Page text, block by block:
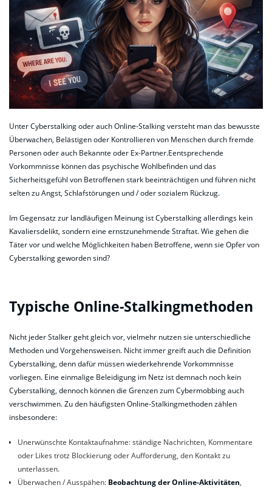
Unter Cyberstalking oder auch Online-Stalking versteht man das bewusste
Überwachen, Belästigen oder Kontrollieren von Menschen durch fremde
Personen oder auch Bekannte oder Ex-Partner.Eentsprechende
Vorkommnisse können das psychische Wohlbefinden und das
Sicherheitsgefühl von Betroffenen stark beeinträchtigen und führen nicht
selten zu Angst, Schlafstörungen und / oder sozialem Rückzug.
Im Gegensatz zur landläufigen Meinung ist Cyberstalking allerdings kein
Kavaliersdelikt, sondern eine ernstzunehmende Straftat. Wie gehen die
Täter vor und welche Möglichkeiten haben Betroffene, wenn sie Opfer von
Cyberstalking geworden sind?
Typische Online-Stalkingmethoden
Nicht jeder Stalker geht gleich vor, vielmehr nutzen sie unterschiedliche
Methoden und Vorgehensweisen. Nicht immer greift auch die Definition
Cyberstalking, denn dafür müssen wiederkehrende Vorkommnisse
vorliegen. Eine einmalige Beleidigung im Netz ist demnach noch kein
Cyberstalking, dennoch können die Grenzen zum Cybermobbing auch
verschwimmen. Zu den häufigsten Online-Stalkingmethoden zählen
insbesondere:
Unerwünschte Kontaktaufnahme: ständige Nachrichten, Kommentare
oder Likes trotz Blockierung oder Aufforderung, den Kontakt zu
unterlassen.
Überwachen / Ausspähen: Beobachtung der Online-Aktivitäten,